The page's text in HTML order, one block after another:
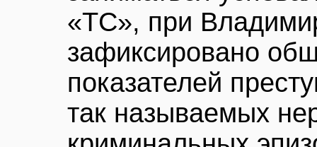
«ТС», при
зафиксировано
показателей
так называемых